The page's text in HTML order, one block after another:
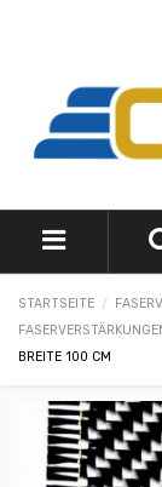
STARTSEITE
BREITE 100 CM